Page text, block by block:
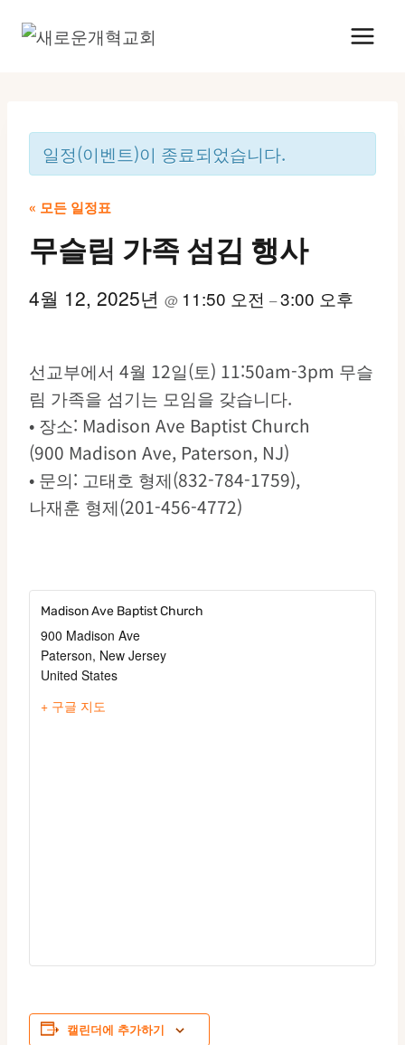
일정(이벤트)이 종료되었습니다.
« 모든 일정표
무슬림 가족 섬김 행사
4월 12, 2025년 @ 11:50 오전 –3:00 오후
선교부에서 4월 12일(토) 11:50am-3pm 무슬
림 가족을 섬기는 모임을 갖습니다.
• 장소: Madison Ave Baptist Church
(900 Madison Ave, Paterson, NJ)
• 문의: 고태호 형제(832-784-1759),
나재훈 형제(201-456-4772)
Madison Ave Baptist Church
900 Madison Ave
Paterson, New Jersey
United States
+ 구글 지도
캘린더에 추가하기